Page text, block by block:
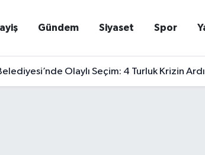
Gündem Siyaset Spor
Olaylı Seçim: 4 Turluk Krizin